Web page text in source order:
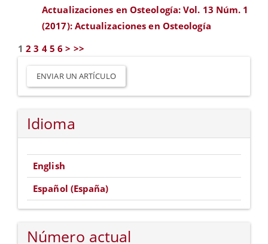
Actualizaciones en Osteología: Vol. 13 Núm. 1
(2017): Actualizaciones en Osteología
1 2 3 4 5 6 > >>
Enviar
artículo
ENVIAR UN ARTÍCULO
Idioma
English
Español (España)
Número actual